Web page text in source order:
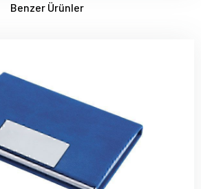
Benzer Ürünler